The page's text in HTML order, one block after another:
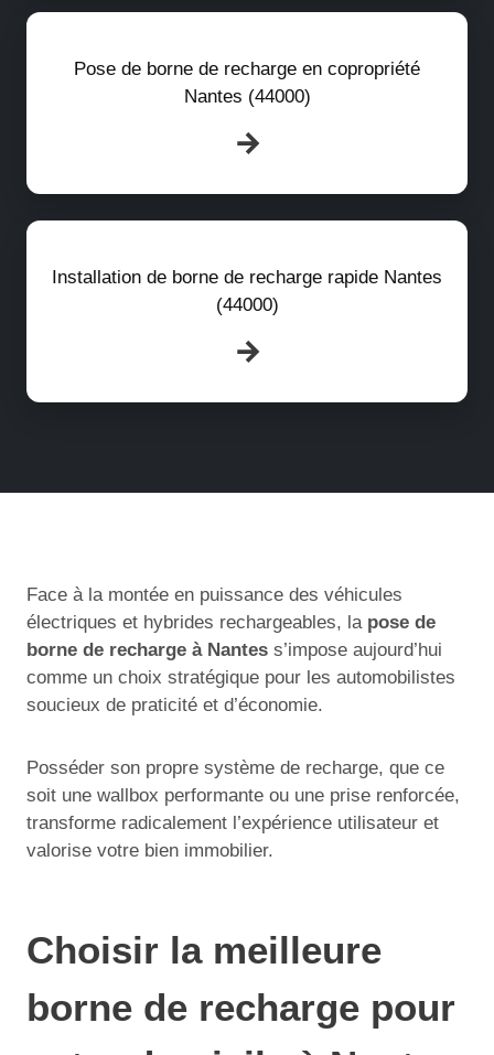
Pose de borne de recharge en copropriété
Nantes (44000)
Installation de borne de recharge rapide Nantes
(44000)
Face à la montée en puissance des véhicules
électriques et hybrides rechargeables, la pose de
borne de recharge à Nantes s’impose aujourd’hui
comme un choix stratégique pour les automobilistes
soucieux de praticité et d’économie.
Posséder son propre système de recharge, que ce
soit une wallbox performante ou une prise renforcée,
transforme radicalement l’expérience utilisateur et
valorise votre bien immobilier.
Choisir la meilleure
borne de recharge pour